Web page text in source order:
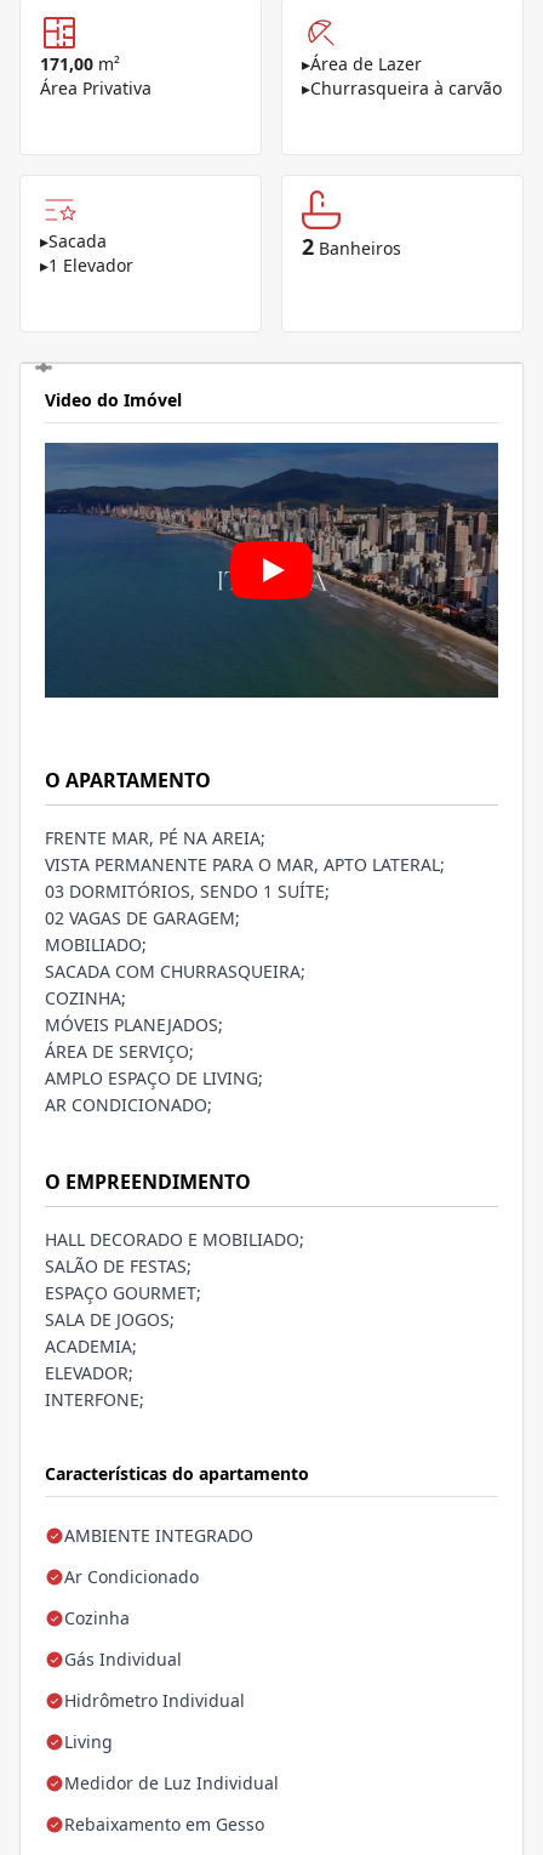
171,00 m²
Área Privativa
▸Área de Lazer
▸Churrasqueira à carvão
▸Sacada
▸1 Elevador
2 Banheiros
Video do Imóvel
Características do apartamento
AMBIENTE INTEGRADO
Ar Condicionado
Cozinha
Gás Individual
Hidrômetro Individual
Living
Medidor de Luz Individual
Rebaixamento em Gesso
O APARTAMENTO
FRENTE MAR, PÉ NA AREIA;
VISTA PERMANENTE PARA O MAR, APTO LATERAL;
03 DORMITÓRIOS, SENDO 1 SUÍTE;
02 VAGAS DE GARAGEM;
MOBILIADO;
SACADA COM CHURRASQUEIRA;
COZINHA;
MÓVEIS PLANEJADOS;
ÁREA DE SERVIÇO;
AMPLO ESPAÇO DE LIVING;
AR CONDICIONADO;
O EMPREENDIMENTO
HALL DECORADO E MOBILIADO;
SALÃO DE FESTAS;
ESPAÇO GOURMET;
SALA DE JOGOS;
ACADEMIA;
ELEVADOR;
INTERFONE;